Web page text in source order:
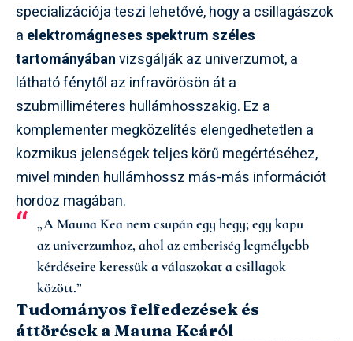
specializációja teszi lehetővé, hogy a csillagászok
a elektromágneses spektrum széles
tartományábanvizsgálják az univerzumot, a
látható fénytől az infravörösön át a
szubmilliméteres hullámhosszakig. Ez a
komplementer megközelítés elengedhetetlen a
kozmikus jelenségek teljes körű megértéséhez,
mivel minden hullámhossz más-más információt
hordoz magában.
„A Mauna Kea nem csupán egy hegy; egy kapu
az univerzumhoz, ahol az emberiség legmélyebb
kérdéseire keressük a válaszokat a csillagok
között.”
Tudományos felfedezések és
áttörések a Mauna Keáról